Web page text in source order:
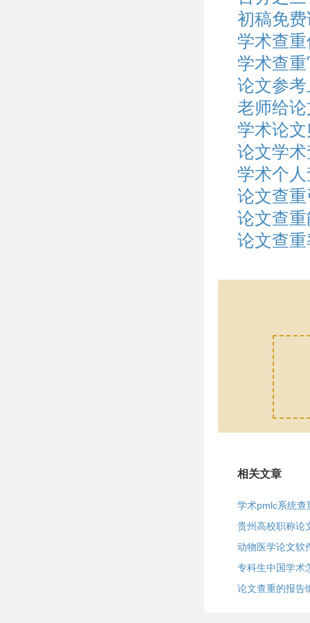
初稿免
学术查
学术查
论文参
老师给
学术论
论文学
学术个
论文查
论文查
论文查
相关文章
学术pmlc系统查
贵州高校职称论
动物医学论文软
专科生中国学术
论文查重的报告